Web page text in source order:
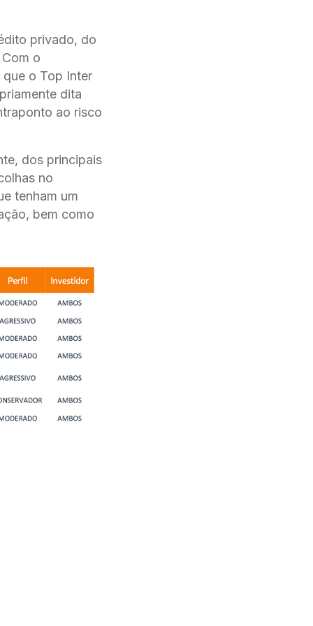
privado, do
o
o Top Inter
dita
ao risco
dos principais
no
tenham um
bem como